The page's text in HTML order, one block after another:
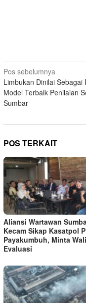
Navigasi
pos
Pos sebelumnya
Limbukan Dinilai Sebagai
Model Terbaik Penilaian
Sumbar
POS TERKAIT
Aliansi Wartawan
Kecam Sikap Kasatpol
Payakumbuh, Minta
Evaluasi